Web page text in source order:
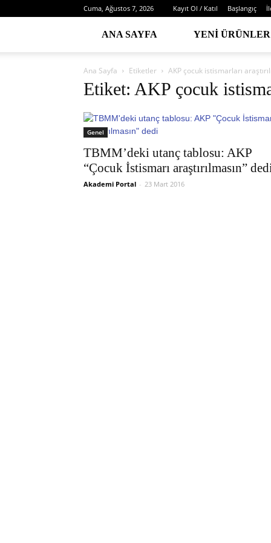
Cuma, Ağustos 7, 2026 Kayıt Ol / Katıl Başlangıç
ANA SAYFA YENI ÜRÜNLER
Ana Sayfa Etiketler AKP çocuk istismarları
Etiket: AKP çocuk
Genel
TBMM’deki utanç tablosu: AKP
“Çocuk İstismarı araştırılmasın”
Akademi Portal - 23 Mart 2016